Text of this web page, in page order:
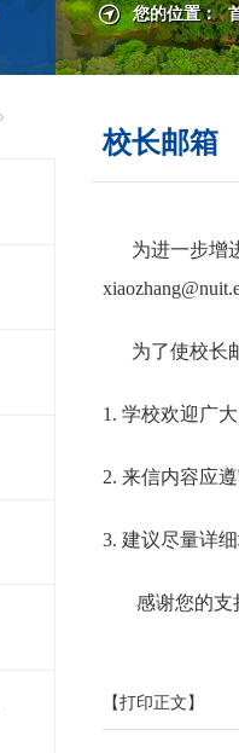
您的位置：
校长邮箱
为进一步增进
为了使校长邮
1. 学校欢迎广
2. 来信内容应
3. 建议尽量详
感谢您的支
【打印正文】